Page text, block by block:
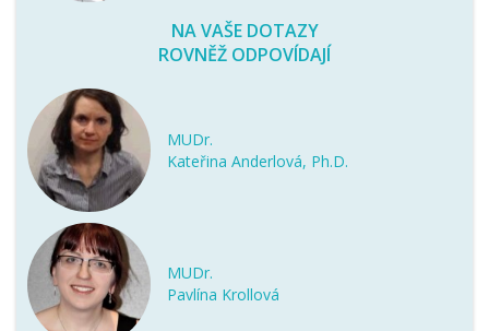
NA VAŠE DOTAZY
ROVNĚŽ ODPOVÍDAJÍ
MUDr.
Kateřina Anderlová, Ph.D.
MUDr.
Pavlína Krollová